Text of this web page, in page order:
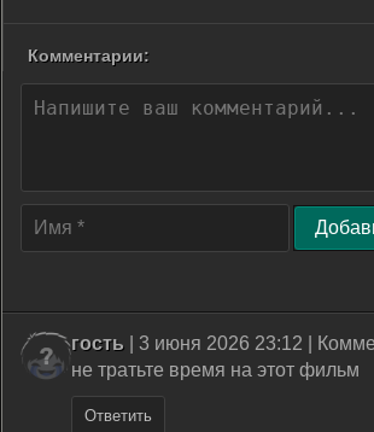
Комментарии:
гость | 3 июня 2026 23:12 |
не тратьте время на этот фильм
Ответить